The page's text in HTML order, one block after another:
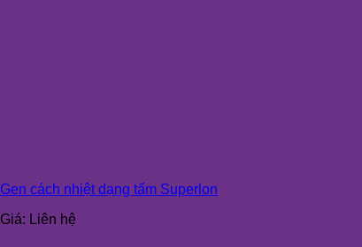
Gen cách nhiệt dạng tấm Superlon
Giá: Liên hệ